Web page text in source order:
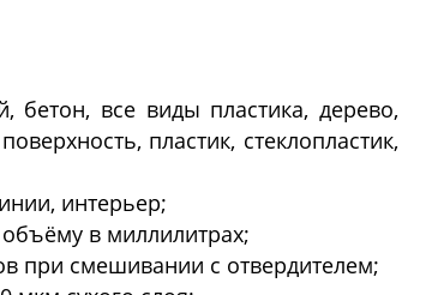
бетон, все виды пластика, дерево,
пластик, стеклопластик,
интерьер;
в миллилитрах;
при смешивании с отвердителем;